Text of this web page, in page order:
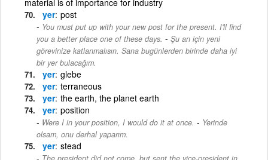
yer post
You must put up with your new post for the present. I'll find
you a better place one of these days. - Şu an için yeni
görevinize katlanmalısın. Sana bugünlerden birinde daha iyi
bir yer bulacağım.
yer glebe
yer terraneous
yer the earth, the planet earth
yer position
Were I in your position, I would do it at once. - Yerinde
olsam, onu derhal yaparım.
yer stead